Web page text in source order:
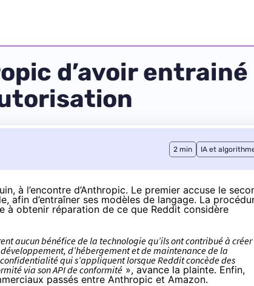
d’avoir entrainé
2 min IA et
à l’encontre d’Anthropic. Le premier accuse le
afin d’entraîner ses modèles de langage. La
à obtenir réparation de ce que Reddit considère
aucun bénéfice de la technologie qu’ils ont contribué à créer
d’hébergement et de maintenance de la
qui s’appliquent lorsque Reddit concède des
via son API de conformité », avance la plainte. Enfin,
passés entre Anthropic et Amazon.